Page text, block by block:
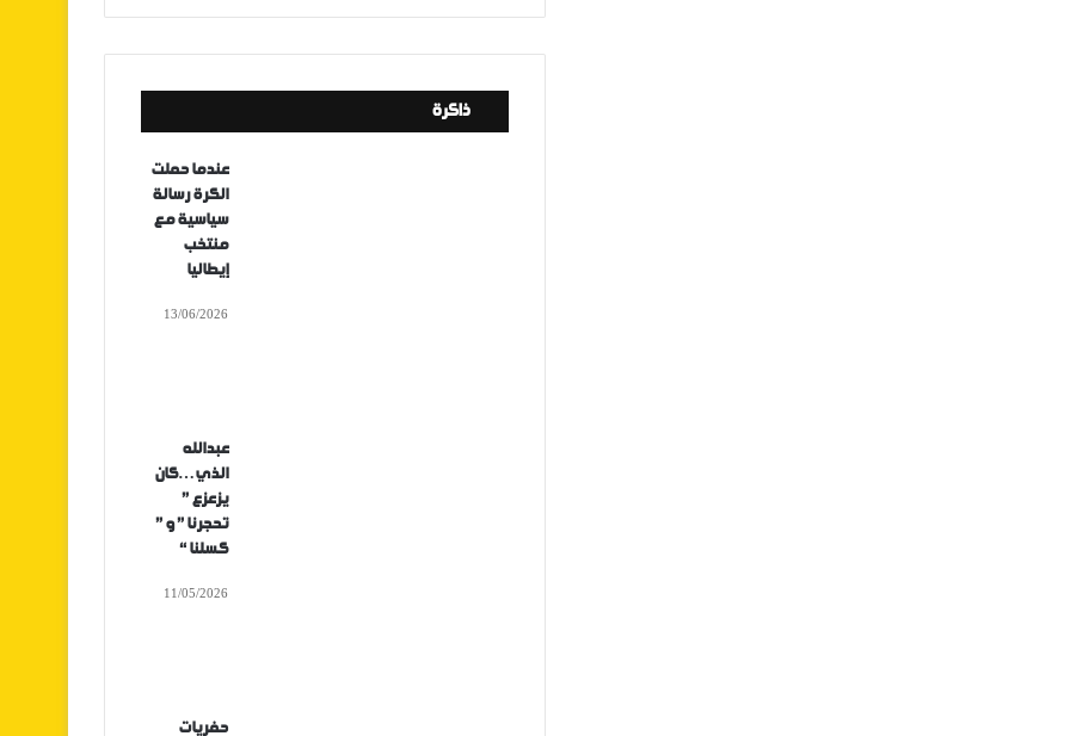
ذاكرة
عندما حملت
الكرة رسالة
سياسية مع
منتخب
إيطاليا
13/06/2026
عبدالله
الذي…كان
يزعزع ”
تحجرنا ” و ”
كسلنا “
11/05/2026
حفريات